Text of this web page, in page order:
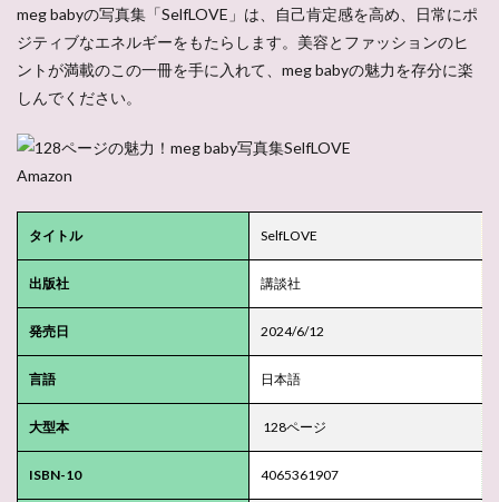
meg babyの写真集「SelfLOVE」は、自己肯定感を高め、日常にポ
ジティブなエネルギーをもたらします。美容とファッションのヒ
ントが満載のこの一冊を手に入れて、meg babyの魅力を存分に楽
しんでください。
Amazon
タイトル SelfLOVE
出版社 講談社
発売日 2024/6/12
言語 日本語
大型本 128ページ
ISBN-10 4065361907